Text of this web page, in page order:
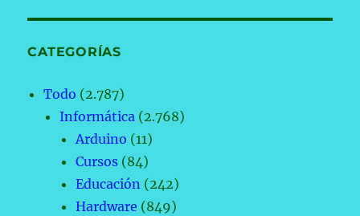
CATEGORÍAS
Todo (2.787)
Informática (2.768)
Arduino (11)
Cursos (84)
Educación (242)
Hardware (849)